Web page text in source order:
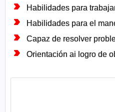
Habilidades para
Habilidades para el
Capaz de resolver
Orientación ai logro de